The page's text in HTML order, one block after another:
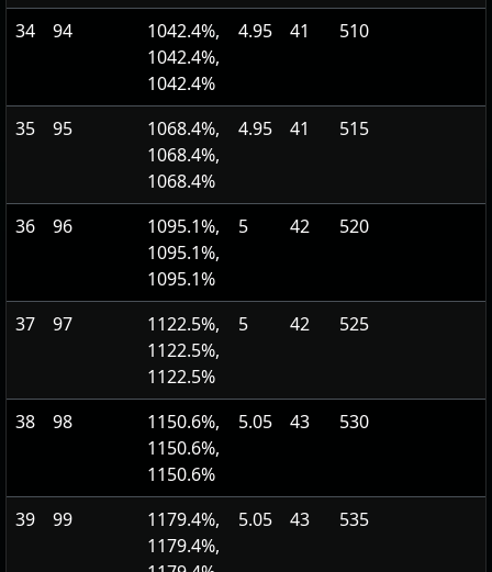
34 94
1042.4%,
1042.4%,
1042.4%
4.95 41 510
35 95
1068.4%,
1068.4%,
1068.4%
4.95 41 515
36 96
1095.1%,
1095.1%,
1095.1%
5 42 520
37 97
1122.5%,
1122.5%,
1122.5%
5 42 525
38 98
1150.6%,
1150.6%,
1150.6%
5.05 43 530
39 99
1179.4%,
1179.4%,
5.05 43 535